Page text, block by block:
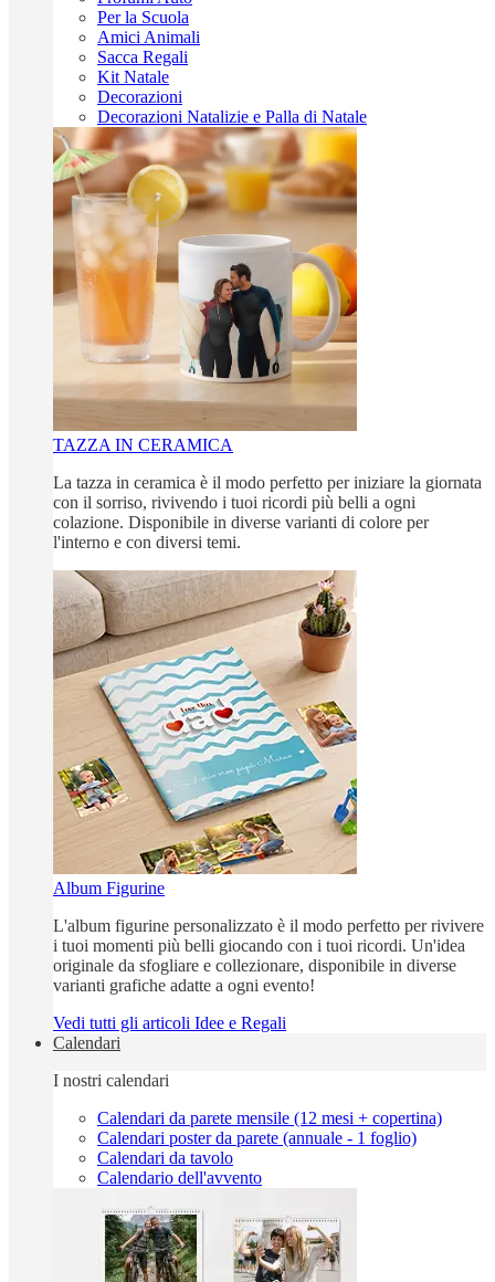
Per la Scuola
Amici Animali
Sacca Regali
Kit Natale
Decorazioni
Decorazioni Natalizie e Palla di Natale
TAZZA IN CERAMICA
La tazza in ceramica è il modo perfetto per iniziare la giornata
con il sorriso, rivivendo i tuoi ricordi più belli a ogni
colazione. Disponibile in diverse varianti di colore per
l'interno e con diversi temi.
Album Figurine
L'album figurine personalizzato è il modo perfetto per rivivere
i tuoi momenti più belli giocando con i tuoi ricordi. Un'idea
originale da sfogliare e collezionare, disponibile in diverse
varianti grafiche adatte a ogni evento!
Vedi tutti gli articoli Idee e Regali
Calendari
I nostri calendari
Calendari da parete mensile (12 mesi + copertina)
Calendari poster da parete (annuale - 1 foglio)
Calendari da tavolo
Calendario dell'avvento